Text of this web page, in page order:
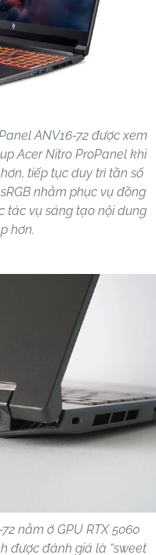
ANV16-72 được xem
Acer Nitro ProPanel khi
tiếp tục duy trì tần số
nhằm phục vụ đồng
tác vụ sáng tạo nội dung
hơn.
nằm ở GPU RTX 5060
được đánh giá là “sweet